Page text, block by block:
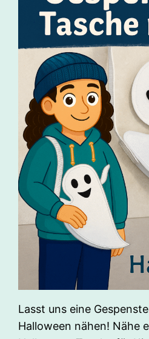
Lasst uns eine
Halloween nähen! Nähe